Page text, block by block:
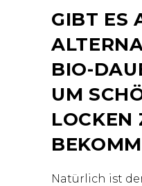
GIBT ES
BIO-
UM
LOCKEN
Natürlich ist